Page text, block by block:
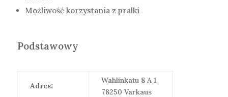
Możliwość korzystania z pralki
Podstawowy
Adres:
Wahlinkatu 8 A 1
78250 Varkaus